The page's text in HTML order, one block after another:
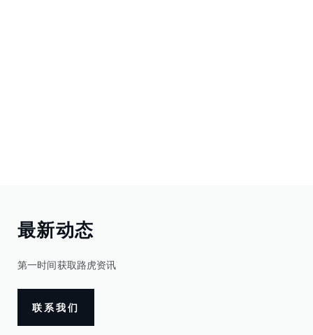
最新动态
第一时间获取路虎资讯
联系我们